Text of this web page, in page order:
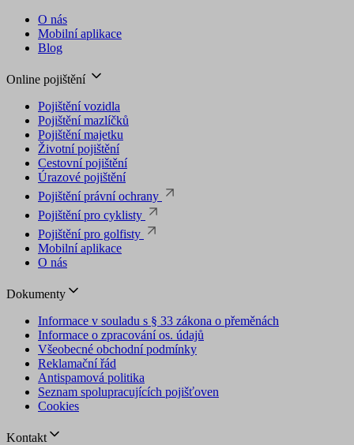
O nás
Mobilní aplikace
Blog
Online pojištění
Pojištění vozidla
Pojištění mazlíčků
Pojištění majetku
Životní pojištění
Cestovní pojištění
Úrazové pojištění
Pojištění právní ochrany
Pojištění pro cyklisty
Pojištění pro golfisty
Mobilní aplikace
O nás
Dokumenty
Informace v souladu s § 33 zákona o přeměnách
Informace o zpracování os. údajů
Všeobecné obchodní podmínky
Reklamační řád
Antispamová politika
Seznam spolupracujících pojišťoven
Cookies
Kontakt